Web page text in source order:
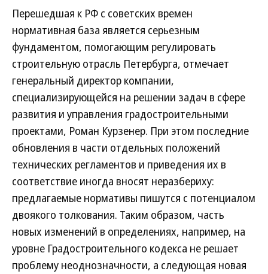
Перешедшая к РФ с советских времен
нормативная база является серьезным
фундаментом, помогающим регулировать
строительную отрасль Петербурга, отмечает
генеральный директор компании,
специализирующейся на решении задач в сфере
развития и управления градостроительными
проектами, Роман Курзенер. При этом последние
обновления в части отдельных положений
технических регламентов и приведения их в
соответствие иногда вносят неразбериху:
предлагаемые нормативы пишутся с потенциалом
двоякого толкования. Таким образом, часть
новых изменений в определениях, например, на
уровне Градостроительного кодекса не решает
проблему неоднозначности, а следующая новая